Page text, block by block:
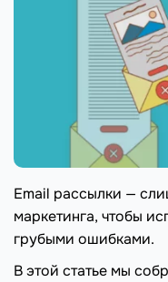
Email рассылки —
маркетинга, чтобы
грубыми ошибками.
В этой статье мы